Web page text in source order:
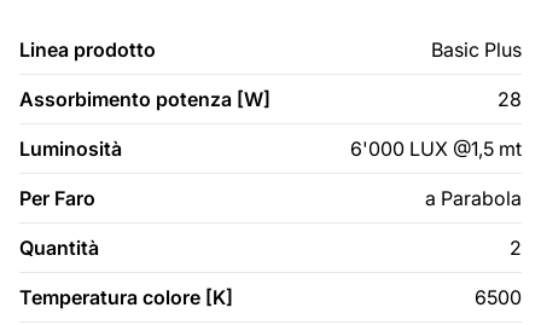
Linea prodotto Basic Plus
Assorbimento potenza [W] 28
Luminosità 6'000 LUX @1,5 mt
Per Faro a Parabola
Quantità 2
Temperatura colore [K] 6500